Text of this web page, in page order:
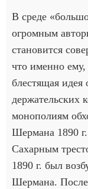
В среде
огромным
становится
что именно
блестящая идея
держательских
монополиям
Шермана 1890
Сахарным
1890 г. был
Шермана.